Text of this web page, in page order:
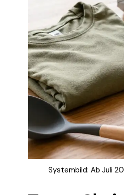
Systembild: Ab Juli